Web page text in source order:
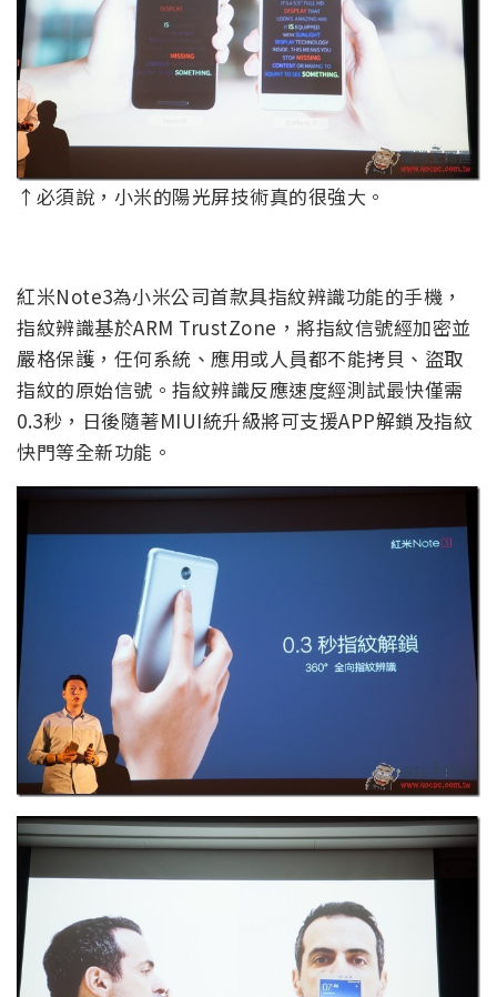
↑必須說，小米的陽光屏技術真的很強大。
紅米Note3為小米公司首款具指紋辨識功能的手機，
指紋辨識基於ARM TrustZone，將指紋信號經加密並
嚴格保護，任何系統、應用或人員都不能拷貝、盜取
指紋的原始信號。指紋辨識反應速度經測試最快僅需
0.3秒，日後隨著MIUI統升級將可支援APP解鎖及指紋
快門等全新功能。